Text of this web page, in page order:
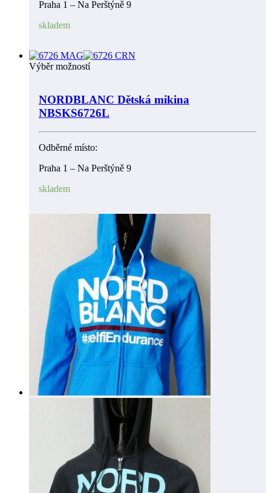
Praha 1 – Na Perštýně 9
skladem
Výběr možností
NORDBLANC Dětská mikina
NBSKS6726L
Odběrné místo:
Praha 1 – Na Perštýně 9
skladem